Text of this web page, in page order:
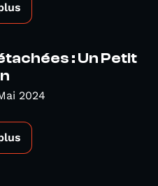
: Un Petit
2024